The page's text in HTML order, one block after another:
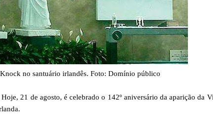
no santuário irlandês. Foto: Domínio público
21 de agosto, é celebrado o 142º aniversário da aparição da